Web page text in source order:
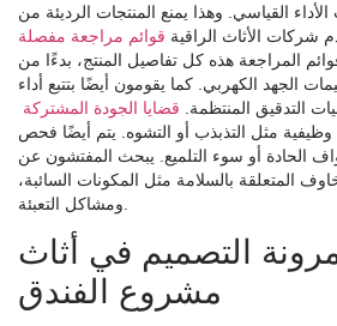
القياسي. وهذا يمنع المنتجات الرديئة من
شركات الأثاث الراقية قوائم مراجعة مفصلة
المراجعة هذه كل تفاصيل المنتج، بدءًا من
الجهد الكهربي. كما يقومون أيضًا بتتبع أداء
التدقيق المنتظمة. قضايا الجودة المشتركة
مثل التذبذب أو التشوه. يتم أيضًا فحص
الحادة أو سوء التلميع. يبحث المفتشون عن
المتعلقة بالسلامة مثل المكونات السائبة،
التصميم في أثاث
مشروع الفندق